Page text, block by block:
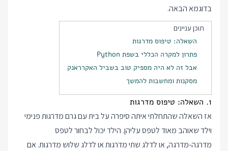
בדוגמא הבאה.
תוכן עניינים
השאלה: טיפוס מדרגות
פתרון למקרה הכללי בשפת Python
אבל זה לא היה מספיק טוב בשביל האקרראנק
מסקנות ומחשבות להמשך
1. השאלה: טיפוס מדרגות
אז השאלה שהתחלתי איתה סיפרה על בית עם גרם מדרגות פנימי
וילד שאוהב מאוד לטפס עליהן. הילד יכול לבחור לטפס
מדרגה-מדרגה, או לדלג שתי מדרגות או לדלג שלוש מדרגות. אם